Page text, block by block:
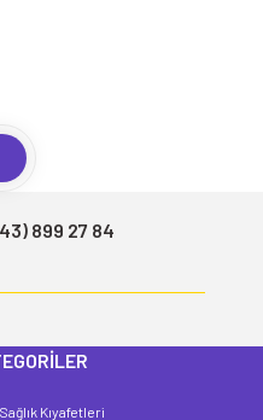
899 27 84
Kıyafetleri